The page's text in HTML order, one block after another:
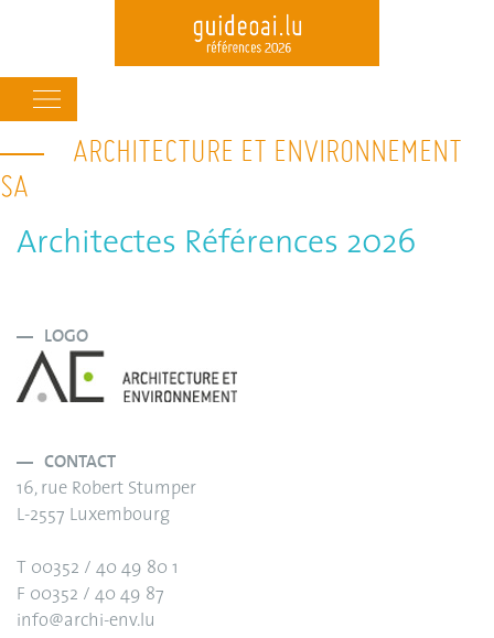
Skip
navigation
ARCHITECTURE ET ENVIRONNEMENT
SA
Architectes Références 2026
LOGO
CONTACT
16, rue Robert Stumper
L-2557 Luxembourg
T 00352 / 40 49 80 1
F 00352 / 40 49 87
info@archi-env.lu